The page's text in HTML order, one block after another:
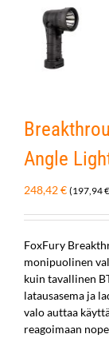
Angle
248,42€ (197,94€
FoxFury
monipuolinen
kuin tavallinen
latausasema ja
valo auttaa
reagoimaan